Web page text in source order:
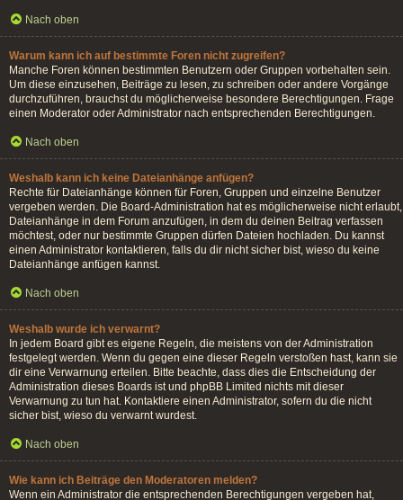
Nach oben
Warum kann ich auf bestimmte Foren nicht zugreifen?
Manche Foren können bestimmten Benutzern oder Gruppen vorbehalten sein.
Um diese einzusehen, Beiträge zu lesen, zu schreiben oder andere Vorgänge
durchzuführen, brauchst du möglicherweise besondere Berechtigungen. Frage
einen Moderator oder Administrator nach entsprechenden Berechtigungen.
Nach oben
Weshalb kann ich keine Dateianhänge anfügen?
Rechte für Dateianhänge können für Foren, Gruppen und einzelne Benutzer
vergeben werden. Die Board-Administration hat es möglicherweise nicht erlaubt,
Dateianhänge in dem Forum anzufügen, in dem du deinen Beitrag verfassen
möchtest, oder nur bestimmte Gruppen dürfen Dateien hochladen. Du kannst
einen Administrator kontaktieren, falls du dir nicht sicher bist, wieso du keine
Dateianhänge anfügen kannst.
Nach oben
Weshalb wurde ich verwarnt?
In jedem Board gibt es eigene Regeln, die meistens von der Administration
festgelegt werden. Wenn du gegen eine dieser Regeln verstoßen hast, kann sie
dir eine Verwarnung erteilen. Bitte beachte, dass dies die Entscheidung der
Administration dieses Boards ist und phpBB Limited nichts mit dieser
Verwarnung zu tun hat. Kontaktiere einen Administrator, sofern du die nicht
sicher bist, wieso du verwarnt wurdest.
Nach oben
Wie kann ich Beiträge den Moderatoren melden?
Wenn ein Administrator die entsprechenden Berechtigungen vergeben hat,